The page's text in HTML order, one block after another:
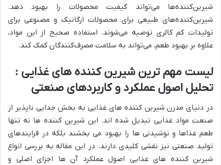
شیرین‌کننده‌ها می‌تواند کیفیت محصولات را بهبود دهد.
شیرین‌کننده‌های طبیعی برای محصولات ارگانیک و مصنوعی برای
تولیدات کم کالری توصیه می‌شوند. استفاده صحیح از این مواد،
علاوه بر بهبود طعم، می‌تواند به سلامت مصرف‌کنندگان کمک کند.
لیست مهم ترین شیرین کننده های غذایی :
تحلیل اصول عملکرد و کاربردهای صنعتی
در دنیای مدرن شیرین کننده های غذایی به بخش جدایی ناپذیر از
صنعت مواد غذایی تبدیل شده اند. این شیرین کننده ها نه تنها
طعم غذاها و نوشیدنی ها را بهبود می بخشند بلکه در فرایندهای
تولید صنعتی نیز نقشی کلیدی دارند. در این مقاله به بررسی انواع
شیرین کننده های غذایی اصول عملکرد آن ها اجزای اصلی و